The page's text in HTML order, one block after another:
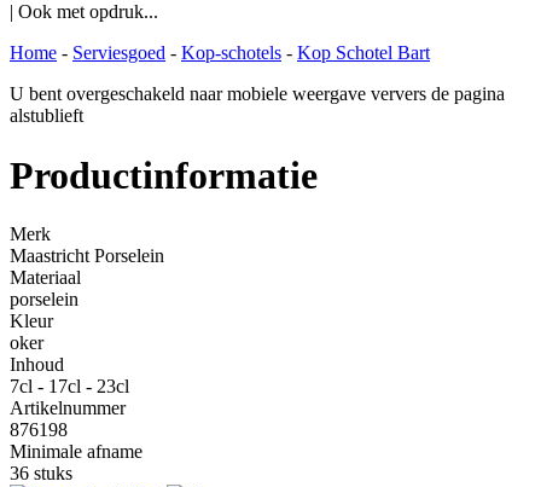
| Ook met opdruk...
Home - Serviesgoed - Kop-schotels - Kop Schotel Bart
U bent overgeschakeld naar mobiele weergave ververs de pagina
alstublieft
Productinformatie
Merk
Maastricht Porselein
Materiaal
porselein
Kleur
oker
Inhoud
7cl - 17cl - 23cl
Artikelnummer
876198
Minimale afname
36 stuks